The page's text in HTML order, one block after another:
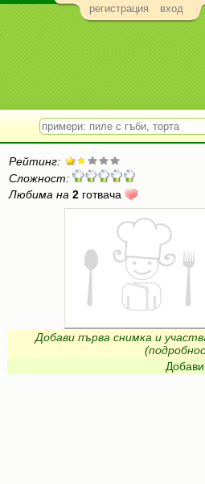
регистрация вход
Рейтинг:
Сложност:
Любима на 2 готвача
Добави първа снимка и